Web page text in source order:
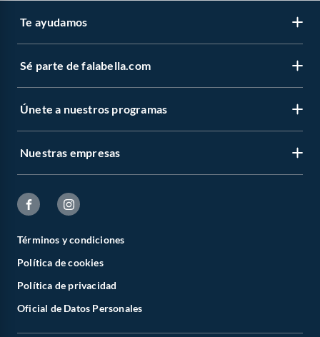
Te ayudamos
Sé parte de falabella.com
Únete a nuestros programas
Nuestras empresas
Términos y condiciones
Política de cookies
Política de privacidad
Oficial de Datos Personales